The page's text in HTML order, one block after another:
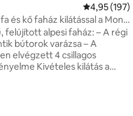
103 vélemény
Átlagos
4,95 (197)
és kő faház kilátással a Mont
felújított alpesi faház: – A régi
bútorok varázsa – A
elvégzett 4 csillagos
Kivételes kilátás a